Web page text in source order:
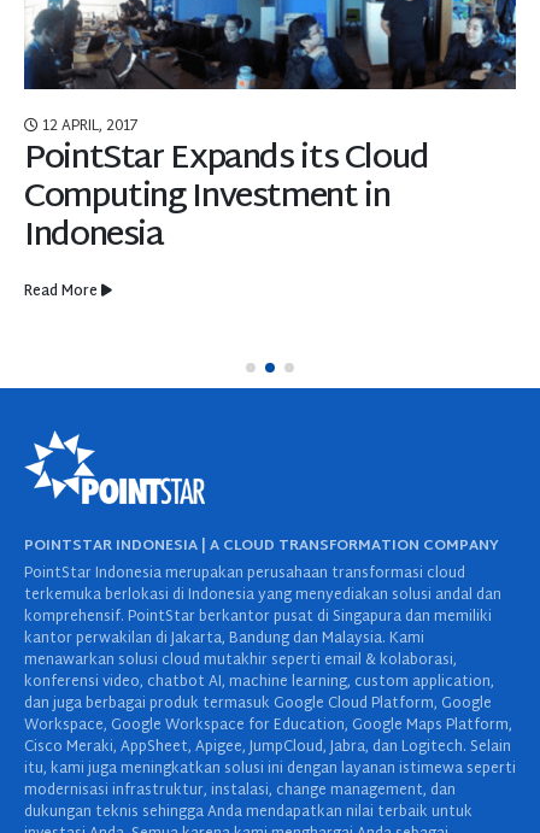
12 APRIL, 2017
PointStar Expands its Cloud
Computing Investment in
Indonesia
Read More
POINTSTAR INDONESIA | A CLOUD TRANSFORMATION COMPANY
PointStar Indonesia merupakan perusahaan transformasi cloud
terkemuka berlokasi di Indonesia yang menyediakan solusi andal dan
komprehensif. PointStar berkantor pusat di Singapura dan memiliki
kantor perwakilan di Jakarta, Bandung dan Malaysia. Kami
menawarkan solusi cloud mutakhir seperti email & kolaborasi,
konferensi video, chatbot AI, machine learning, custom application,
dan juga berbagai produk termasuk Google Cloud Platform, Google
Workspace, Google Workspace for Education, Google Maps Platform,
Cisco Meraki, AppSheet, Apigee, JumpCloud, Jabra, dan Logitech. Selain
itu, kami juga meningkatkan solusi ini dengan layanan istimewa seperti
modernisasi infrastruktur, instalasi, change management, dan
dukungan teknis sehingga Anda mendapatkan nilai terbaik untuk